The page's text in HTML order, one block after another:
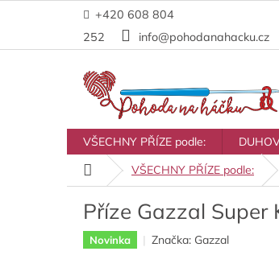
+420 608 804
252
info@pohodanahacku.cz
VŠECHNY PŘÍZE podle:
Domů VŠECHNY PŘÍZE podle:
Příze Gazzal
Novinka Značka: Gazzal